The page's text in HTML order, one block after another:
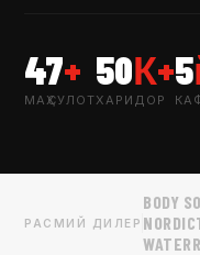
47+
МАҲСУЛОТ
50К+
ХАРИДОР
5
РАСМИЙ ДИЛЕР
BODY